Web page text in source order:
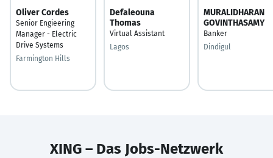
Oliver Cordes
Senior Engieering
Manager - Electric
Drive Systems
Farmington Hills
Defaleouna
Thomas
Virtual Assistant
Lagos
MURALIDHARAN
GOVINTHASAMY
Banker
Dindigul
XING – Das Jobs-Netzwerk